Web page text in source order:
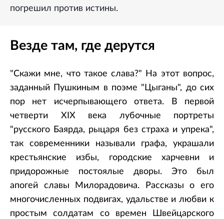
погрешил против истины.
Везде там, где дерутся
"Скажи мне, что такое слава?" На этот вопрос,
заданный Пушкиным в поэме "Цыганы", до сих
пор нет исчерпывающего ответа. В первой
четверти XIX века лубочные портреты
"русского Баярда, рыцаря без страха и упрека",
так современники называли графа, украшали
крестьянские избы, городские харчевни и
придорожные постоялые дворы. Это был
апогей славы Милорадовича. Рассказы о его
многочисленных подвигах, удальстве и любви к
простым солдатам со времен Швейцарского